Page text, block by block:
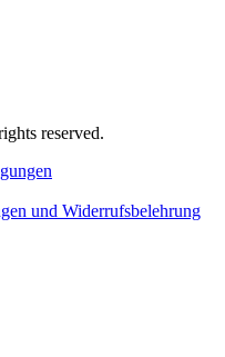
reserved.
und Widerrufsbelehrung